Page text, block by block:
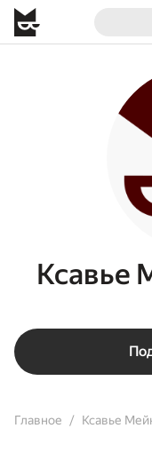
Ксавье
Главное Ксавье